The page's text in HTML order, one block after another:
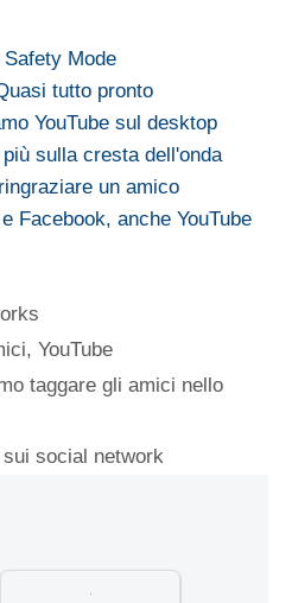
Safety Mode
tutto pronto
YouTube sul desktop
sulla cresta dell'onda
un amico
Facebook, anche YouTube
,YouTube
taggare gli amici nello
sui social network